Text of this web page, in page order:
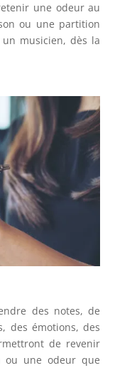
une odeur au
ou une partition
musicien, dès la
des notes, de
des émotions, des
de revenir
ou une odeur que